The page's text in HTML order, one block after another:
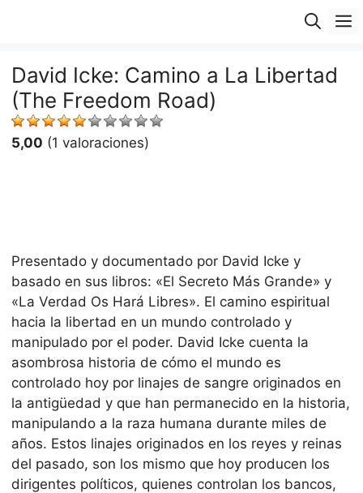
David Icke: Camino a La Libertad
(The Freedom Road)
5,00 (1 valoraciones)
Presentado y documentado por David Icke y
basado en sus libros: «El Secreto Más Grande» y
«La Verdad Os Hará Libres». El camino espiritual
hacia la libertad en un mundo controlado y
manipulado por el poder. David Icke cuenta la
asombrosa historia de cómo el mundo es
controlado hoy por linajes de sangre originados en
la antigüedad y que han permanecido en la historia,
manipulando a la raza humana durante miles de
años. Estos linajes originados en los reyes y reinas
del pasado, son los mismo que hoy producen los
dirigentes políticos, quienes controlan los bancos,